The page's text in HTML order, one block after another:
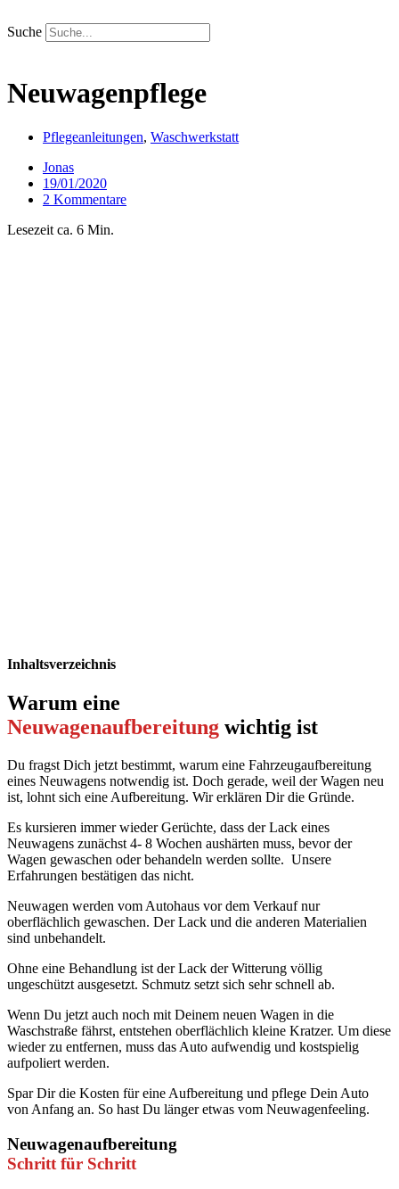
Inhalt
springen
Suche
Neuwagenpflege
Pflegeanleitungen, Waschwerkstatt
Jonas
19/01/2020
2 Kommentare
Lesezeit ca. 6 Min.
Inhaltsverzeichnis
Warum eine
Neuwagen­aufbereitung wichtig ist
Du fragst Dich jetzt bestimmt, warum eine Fahrzeugaufbereitung
eines Neuwagens notwendig ist. Doch gerade, weil der Wagen neu
ist, lohnt sich eine Aufbereitung. Wir erklären Dir die Gründe.
Es kursieren immer wieder Gerüchte, dass der Lack eines
Neuwagens zunächst 4- 8 Wochen aushärten muss, bevor der
Wagen gewaschen oder behandeln werden sollte. Unsere
Erfahrungen bestätigen das nicht.
Neuwagen werden vom Autohaus vor dem Verkauf nur
oberflächlich gewaschen. Der Lack und die anderen Materialien
sind unbehandelt.
Ohne eine Behandlung ist der Lack der Witterung völlig
ungeschützt ausgesetzt. Schmutz setzt sich sehr schnell ab.
Wenn Du jetzt auch noch mit Deinem neuen Wagen in die
Waschstraße fährst, entstehen oberflächlich kleine Kratzer. Um diese
wieder zu entfernen, muss das Auto aufwendig und kostspielig
aufpoliert werden.
Spar Dir die Kosten für eine Aufbereitung und pflege Dein Auto
von Anfang an. So hast Du länger etwas vom Neuwagenfeeling.
Neuwagenaufbereitung
Schritt für Schritt